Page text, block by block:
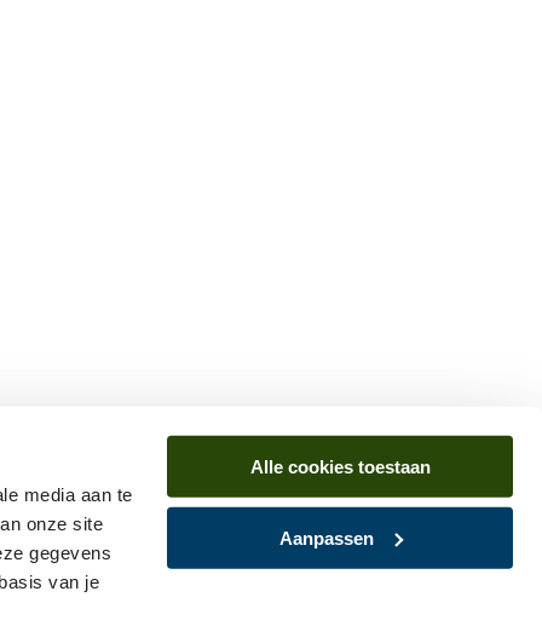
media aan te
onze site
gegevens
van je
Alle cookies toestaan
Aanpassen